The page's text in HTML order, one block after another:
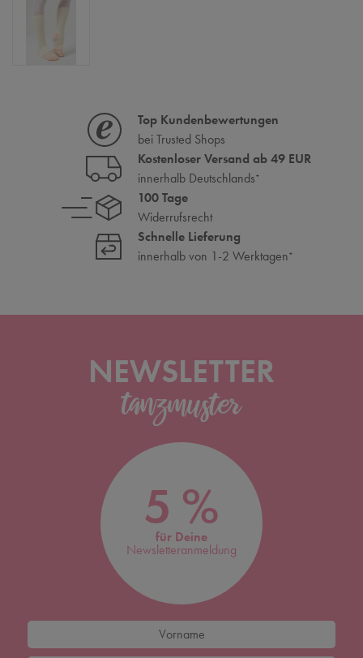
Top Kundenbewertungen
bei Trusted Shops
Kostenloser Versand ab 49 EUR
innerhalb Deutschlands*
100 Tage
Widerrufsrecht
Schnelle Lieferung
innerhalb von 1-2 Werktagen*
NEWSLETTER
5 %
für Deine
Newsletteranmeldung